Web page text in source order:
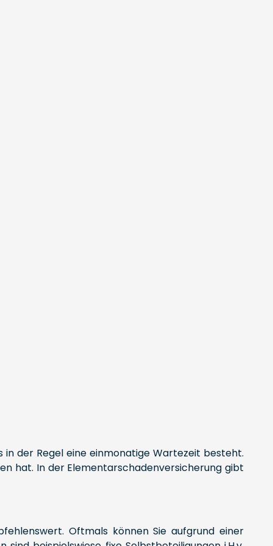
der Regel eine einmonatige Wartezeit besteht.
hat. In der Elementarschadenversicherung gibt
Oftmals können Sie aufgrund einer